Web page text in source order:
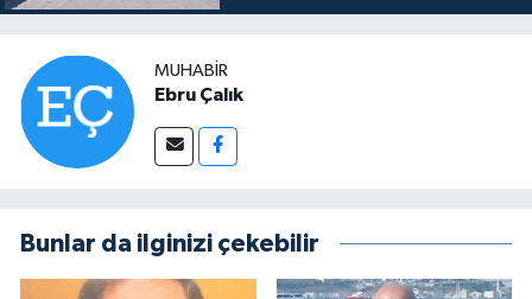
MUHABIR
Ebru Çalık
Bunlar da ilginizi çekebilir